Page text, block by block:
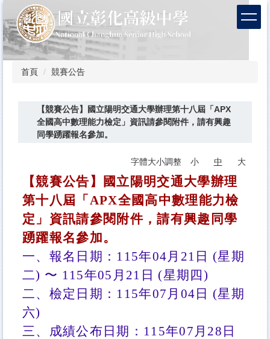
到
主
要
內
首頁 競賽公告
【競賽公告】國立陽明交通大學辦理第十八屆「APX
全國高中數理能力檢定」資訊請參閱附件，請有興趣
同學踴躍報名參加。
字體大小調整 小 中 大
【競賽公告】國立陽明交通大學辦理
第十八屆「APX全國高中數理能力檢
定」資訊請參閱附件，請有興趣同學
踴躍報名參加。
一、報名日期：115年04月21日 (星期
二) 〜 115年05月21日 (星期四)
二、檢定日期：115年07月04日 (星期
六)
三、成績公布日期：115年07月28日